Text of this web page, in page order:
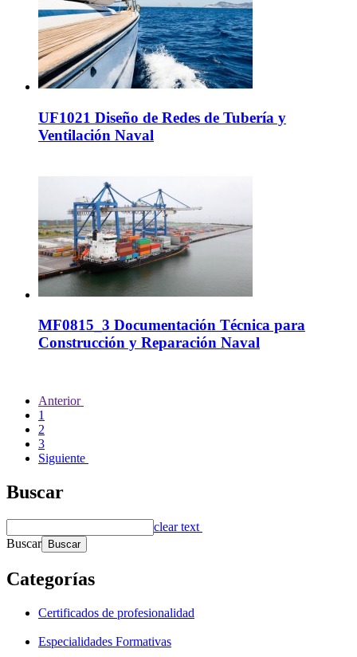
UF1021 Diseño de Redes de Tubería y
Ventilación Naval
MF0815_3 Documentación Técnica para
Construcción y Reparación Naval
Anterior
1
2
3
Siguiente
Buscar
clear text
Buscar
Categorías
Certificados de profesionalidad
Especialidades Formativas